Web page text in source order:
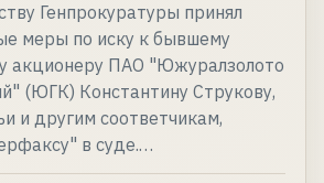
Генпрокуратуры принял
меры по иску к бывшему
акционеру ПАО "Южуралзолото
(ЮГК) Константину Струкову,
и другим соответчикам,
в суде.…